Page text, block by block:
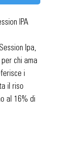
IPA
Ipa,
per chi ama
i
il riso
al 16% di